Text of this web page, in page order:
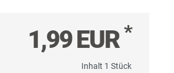
1,99 EUR*
Inhalt 1 Stück